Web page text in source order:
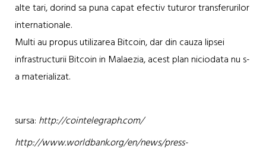
alte tari, dorind sa puna capat efectiv tuturor transferurilor
internationale.
Multi au propus utilizarea Bitcoin, dar din cauza lipsei
infrastructurii Bitcoin in Malaezia, acest plan niciodata nu s-
a materializat.
sursa: http://cointelegraph.com/
http://www.worldbank.org/en/news/press-